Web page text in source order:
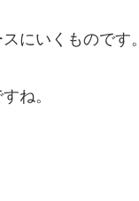
にいくものです。
ね。